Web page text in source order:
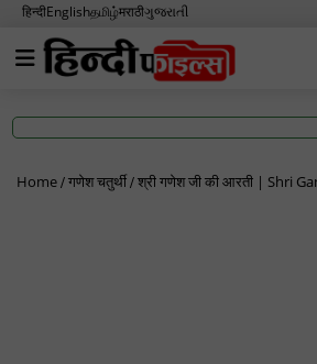
हिन्दीEnglishதமிழ்मराठीગુજરાતી
Home गणेश चतुर्थी श्री गणेश जी की आरती | Shri